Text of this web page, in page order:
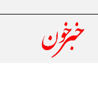
signed certificate in
certificate chain